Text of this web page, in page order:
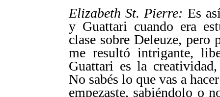
Elizabeth St. Pierre: Es
y Guattari cuando era
clase sobre Deleuze,
me resultó intrigante,
Guattari es la
No sabés lo que vas a
empezaste, sabiéndolo o